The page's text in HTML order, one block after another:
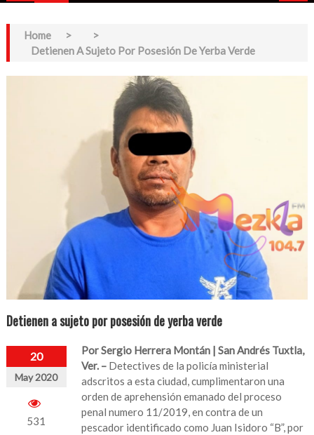
Home >
>
Detienen A Sujeto Por Posesión De Yerba Verde
Detienen a sujeto por posesión de yerba verde
20
May 2020
531
Por Sergio Herrera Montán | San Andrés Tuxtla,
Ver. – Detectives de la policía ministerial
adscritos a esta ciudad, cumplimentaron una
orden de aprehensión emanado del proceso
penal numero 11/2019, en contra de un
pescador identificado como Juan Isidoro “B”, por